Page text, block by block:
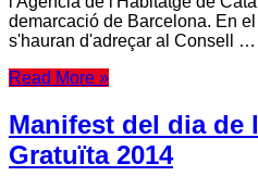
demarcació de Barcelona. En
s'hauran d'adreçar al Consell …
Read More »
Manifest del dia de
Gratuïta 2014